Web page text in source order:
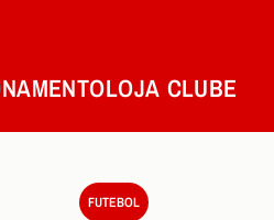
LOJA CLUBE
FUTEBOL